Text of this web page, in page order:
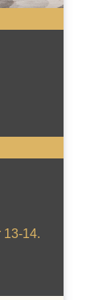
13-14.